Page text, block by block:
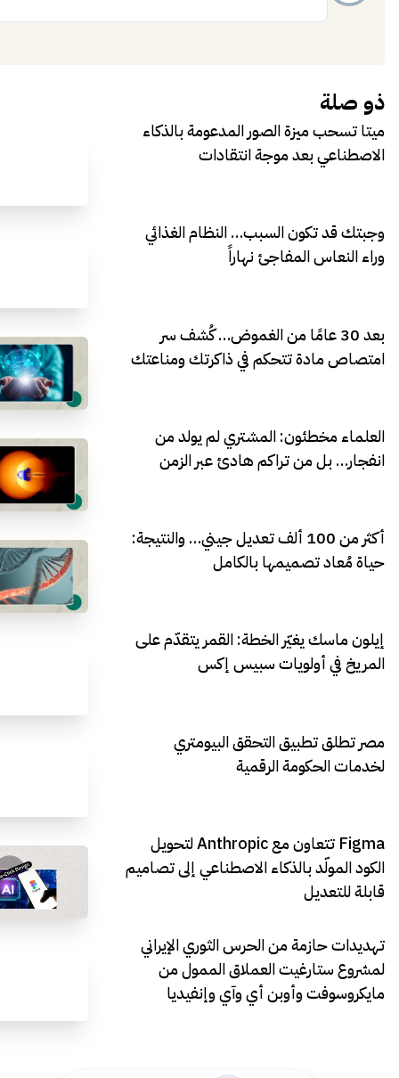
ذو صلة
ميتا تسحب ميزة الصور المدعومة بالذكاء
الاصطناعي بعد موجة انتقادات
وجبتك قد تكون السبب… النظام الغذائي
وراء النعاس المفاجئ نهاراً
بعد 30 عامًا من الغموض… كُشف سر
امتصاص مادة تتحكم في ذاكرتك ومناعتك
العلماء مخطئون: المشتري لم يولد من
انفجار… بل من تراكم هادئ عبر الزمن
أكثر من 100 ألف تعديل جيني… والنتيجة:
حياة مُعاد تصميمها بالكامل
إيلون ماسك يغيّر الخطة: القمر يتقدّم على
المريخ في أولويات سبيس إكس
مصر تطلق تطبيق التحقق البيومتري
لخدمات الحكومة الرقمية
Figma تتعاون مع Anthropic لتحويل
الكود المولّد بالذكاء الاصطناعي إلى تصاميم
قابلة للتعديل
تهديدات حازمة من الحرس الثوري الإيراني
لمشروع ستارغيت العملاق الممول من
مايكروسوفت وأوبن أي وآي وإنفيديا